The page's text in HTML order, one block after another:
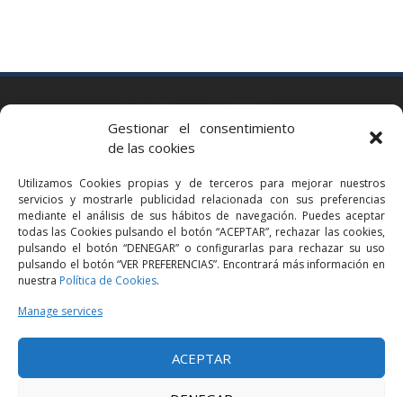
Gestionar el consentimiento
de las cookies
Utilizamos Cookies propias y de terceros para mejorar nuestros
servicios y mostrarle publicidad relacionada con sus preferencias
mediante el análisis de sus hábitos de navegación. Puedes aceptar
todas las Cookies pulsando el botón “ACEPTAR”, rechazar las cookies,
pulsando el botón “DENEGAR” o configurarlas para rechazar su uso
pulsando el botón “VER PREFERENCIAS”. Encontrará más información en
nuestra Política de Cookies.
Manage services
ACEPTAR
Via Augusta 2 bis, 3º, 08006 Barcelona
bcn@bellavistalegal.eu
GRANOLLERS
C/ Sant Jaume, 16 1r, 08401 Granollers (Bcn)
+34 93 860 39 60
grn@bellavistalegal.eu
MADRID
C/ Serrano 114, 2º izq. 28006 Madrid.
+34 91 431 98 21 | +34 91 431 98 95
mad@bellavistalegal.eu